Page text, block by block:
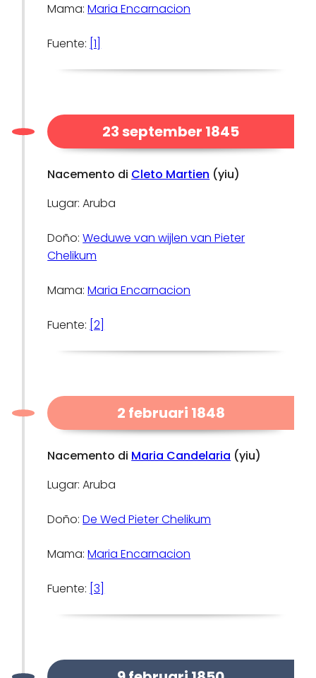
Mama:Maria Encarnacion
Fuente: [1]
23 september 1845
Nacemento di Cleto Martien (yiu)
Lugar: Aruba
Doño:Weduwe van wijlen van Pieter
Chelikum
Mama:Maria Encarnacion
Fuente: [2]
2 februari 1848
Nacemento di Maria Candelaria (yiu)
Lugar: Aruba
Doño:De Wed Pieter Chelikum
Mama:Maria Encarnacion
Fuente: [3]